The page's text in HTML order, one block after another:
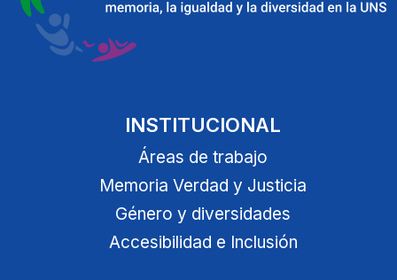
INSTITUCIONAL
Áreas de trabajo
Memoria Verdad y Justicia
Género y diversidades
Accesibilidad e Inclusión